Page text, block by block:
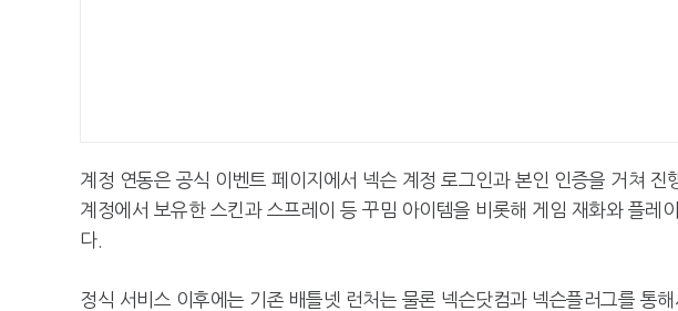
계정 연동은 공식 이벤트 페이지에서 넥슨 계정 로그인과 본인 인증을 거쳐
계정에서 보유한 스킨과 스프레이 등 꾸밈 아이템을 비롯해 게임 재화와 플레
다.
정식 서비스 이후에는 기존 배틀넷 런처는 물론 넥슨닷컴과 넥슨플러그를 통